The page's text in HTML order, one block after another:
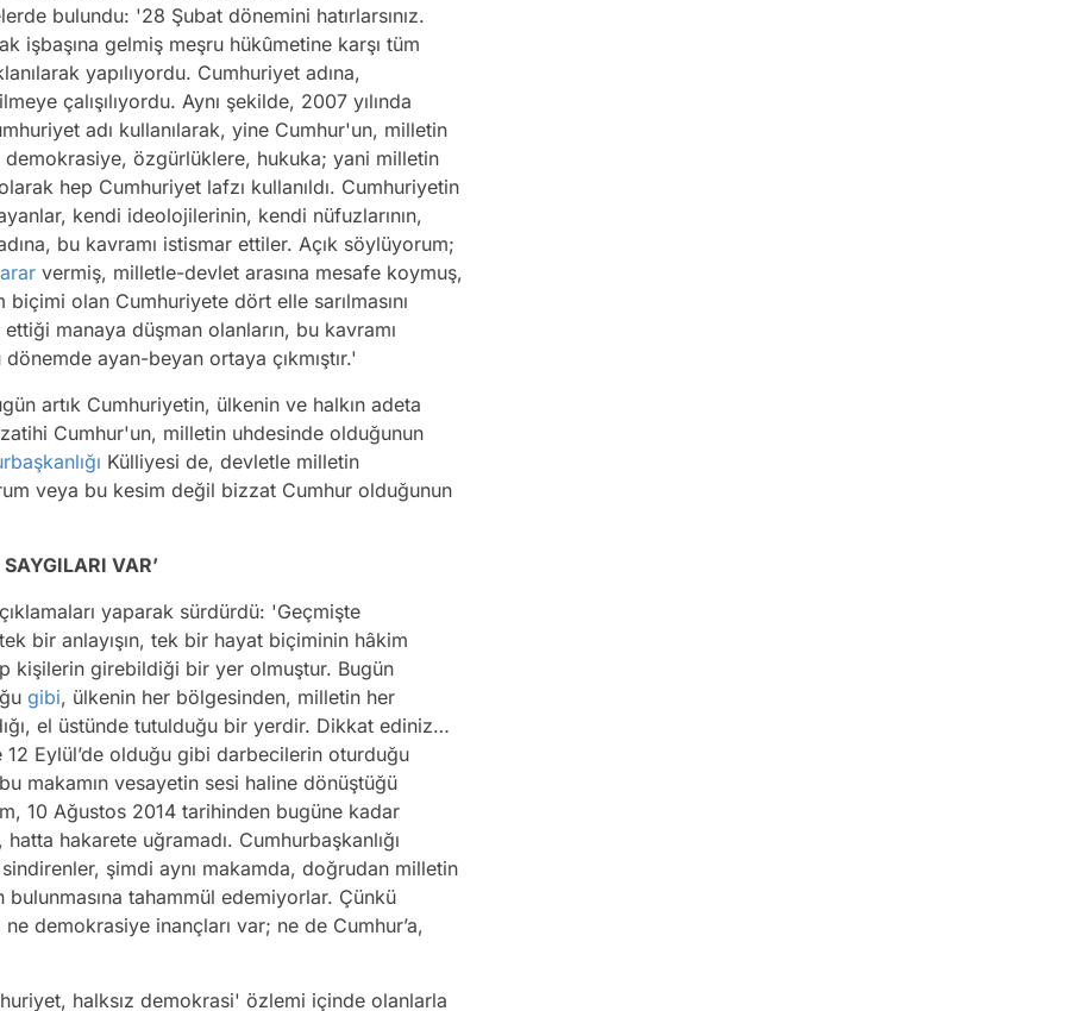
bulundu: '28 Şubat dönemini hatırlarsınız.
işbaşına gelmiş meşru hükûmetine karşı tüm
yapılıyordu. Cumhuriyet adına,
çalışılıyordu. Aynı şekilde, 2007 yılında
adı kullanılarak, yine Cumhur'un, milletin
demokrasiye, özgürlüklere, hukuka; yani milletin
hep Cumhuriyet lafzı kullanıldı. Cumhuriyetin
kendi ideolojilerinin, kendi nüfuzlarının,
bu kavramı istismar ettiler. Açık söylüyorum;
vermiş, milletle-devlet arasına mesafe koymuş,
olan Cumhuriyete dört elle sarılmasını
manaya düşman olanların, bu kavramı
ayan-beyan ortaya çıkmıştır.'
artık Cumhuriyetin, ülkenin ve halkın adeta
Cumhur'un, milletin uhdesinde olduğunun
Külliyesi de, devletle milletin
veya bu kesim değil bizzat Cumhur olduğunun
VAR’
yaparak sürdürdü: 'Geçmişte
bir anlayışın, tek bir hayat biçiminin hâkim
kişilerin girebildiği bir yer olmuştur. Bugün
gibi, ülkenin her bölgesinden, milletin her
el üstünde tutulduğu bir yerdir. Dikkat ediniz…
12 Eylül’de olduğu gibi darbecilerin oturduğu
makamın vesayetin sesi haline dönüştüğü
10 Ağustos 2014 tarihinden bugüne kadar
hakarete uğramadı. Cumhurbaşkanlığı
şimdi aynı makamda, doğrudan milletin
bulunmasına tahammül edemiyorlar. Çünkü
demokrasiye inançları var; ne de Cumhur’a,
halksız demokrasi' özlemi içinde olanlarla